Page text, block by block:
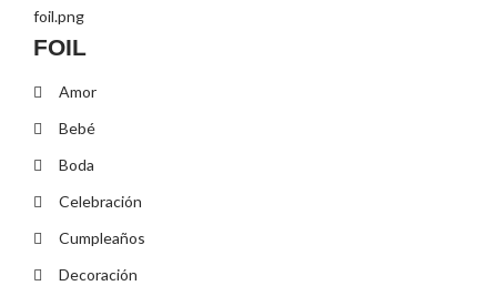
FOIL
Amor
Bebé
Boda
Celebración
Cumpleaños
Decoración